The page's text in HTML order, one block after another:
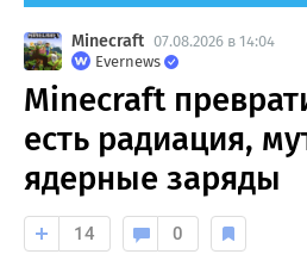
Minecraft 07.08.2026 в 14:04
Evernews
Minecraft
есть радиация,
ядерные заряды
14 0